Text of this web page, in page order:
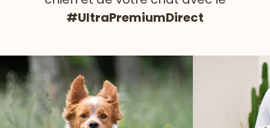
#UltraPremiumDirect